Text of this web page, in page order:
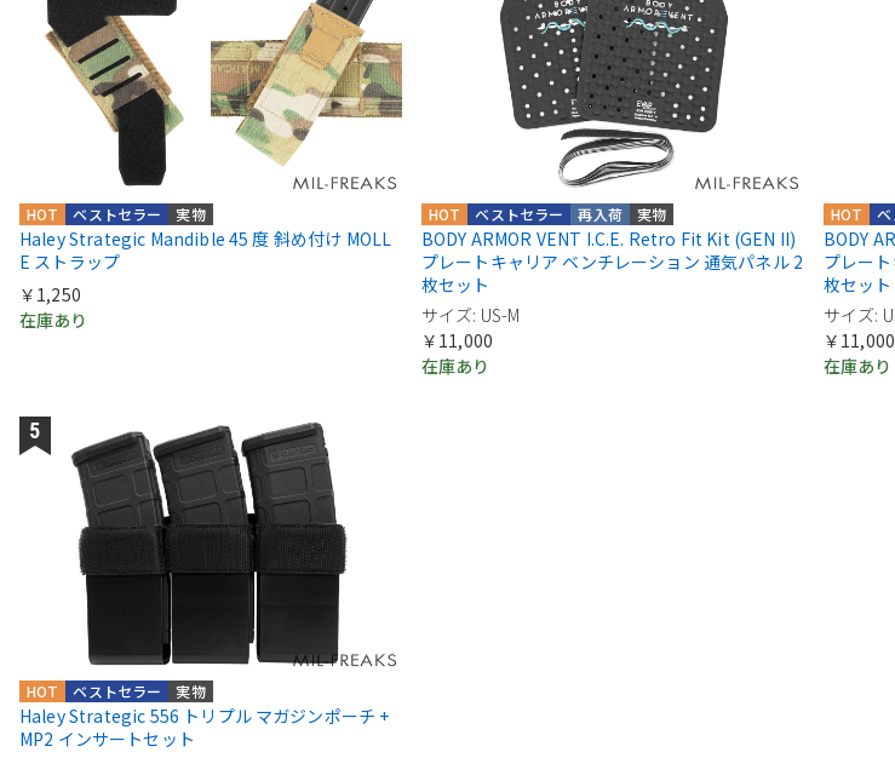
実物
ベストセラー
HOT
Haley Strategic Mandible 45 度 斜め付け MOLL
E ストラップ
￥1,250
在庫あり
実物
再入荷
ベストセラー
HOT
BODY ARMOR VENT I.C.E. Retro Fit Kit (GEN II)
プレートキャリア ベンチレーション 通気パネル 2
枚セット
サイズ: US-M
￥11,000
在庫あり
HOT
BODY
プレー
枚セット
サイズ:
￥11,000
在庫あり
実物
ベストセラー
HOT
Haley Strategic 556 トリプル マガジンポーチ +
MP2 インサートセット